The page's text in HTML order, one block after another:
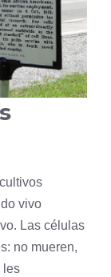
vivo
Las células
no mueren,
les